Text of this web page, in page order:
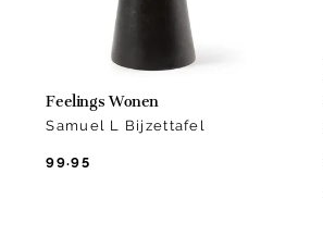
Feelings Wonen
Samuel L Bijzettafel
99.95